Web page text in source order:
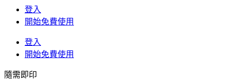
登入
開始免費使用
登入
開始免費使用
隨需即印